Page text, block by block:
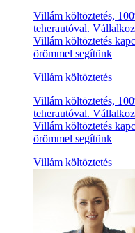
Villám költöztetés,
teherautóval.
Villám költöztetés
örömmel segítünk
Villám költöztetés
Villám költöztetés,
teherautóval.
Villám költöztetés
örömmel segítünk
Villám költöztetés